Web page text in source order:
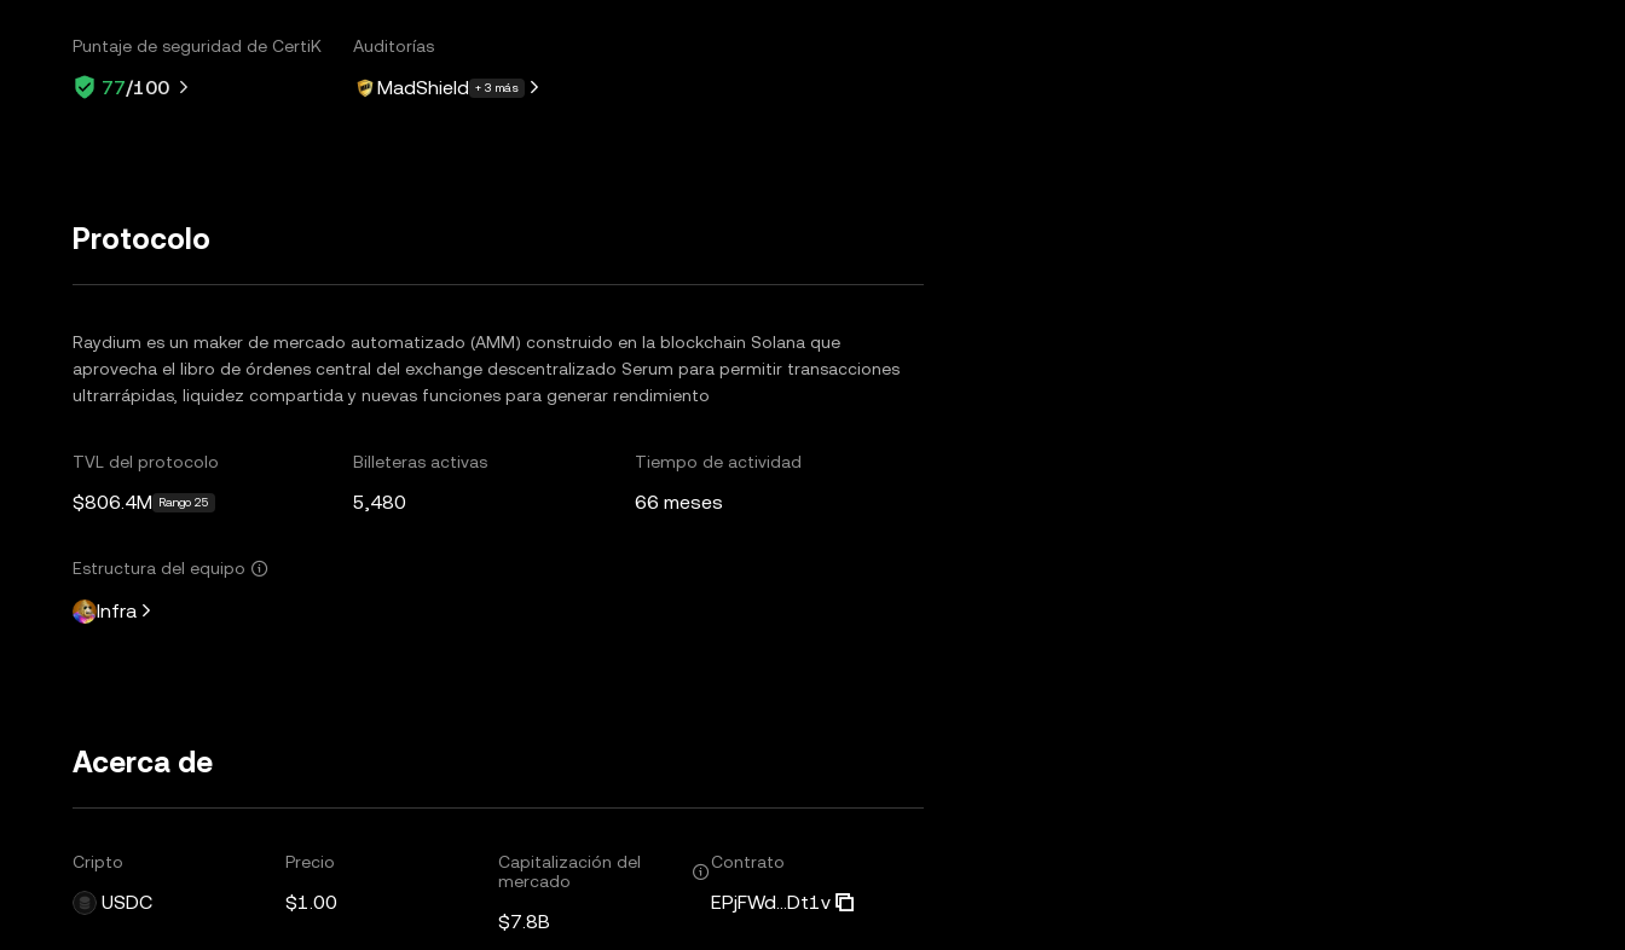
Puntaje de seguridad de CertiK
77/100
Auditorías
MadShield + 3 más
Protocolo
Raydium es un maker de mercado automatizado (AMM) construido en la blockchain Solana que
aprovecha el libro de órdenes central del exchange descentralizado Serum para permitir transacciones
ultrarrápidas, liquidez compartida y nuevas funciones para generar rendimiento
TVL del protocolo
$806.4M Rango 25
Billeteras activas
5,480
Tiempo de actividad
66 meses
Estructura del equipo
Infra
Acerca de
Cripto
USDC
Precio
$1.00
Capitalización del
mercado
$7.8B
Contrato
EPjFWd...Dt1v